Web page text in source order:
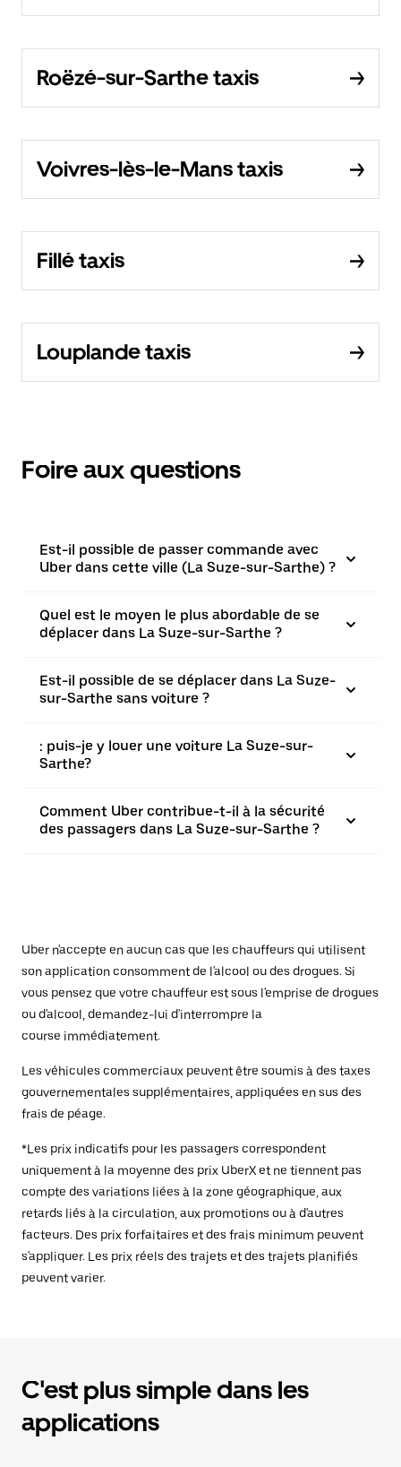
Roëzé-sur-Sarthe taxis
Voivres-lès-le-Mans taxis
Fillé taxis
Louplande taxis
Foire aux questions
Est-il possible de passer commande avec
Uber dans cette ville (La Suze-sur-Sarthe) ?
Quel est le moyen le plus abordable de se
déplacer dans La Suze-sur-Sarthe ?
Est-il possible de se déplacer dans La Suze-
sur-Sarthe sans voiture ?
: puis-je y louer une voiture La Suze-sur-
Sarthe?
Comment Uber contribue-t-il à la sécurité
des passagers dans La Suze-sur-Sarthe ?
Uber n'accepte en aucun cas que les chauffeurs qui utilisent
son application consomment de l'alcool ou des drogues. Si
vous pensez que votre chauffeur est sous l'emprise de drogues
ou d'alcool, demandez-lui d'interrompre la
course immédiatement.
Les véhicules commerciaux peuvent être soumis à des taxes
gouvernementales supplémentaires, appliquées en sus des
frais de péage.
*Les prix indicatifs pour les passagers correspondent
uniquement à la moyenne des prix UberX et ne tiennent pas
compte des variations liées à la zone géographique, aux
retards liés à la circulation, aux promotions ou à d'autres
facteurs. Des prix forfaitaires et des frais minimum peuvent
s'appliquer. Les prix réels des trajets et des trajets planifiés
peuvent varier.
C'est plus simple dans les
applications